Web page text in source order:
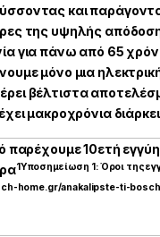
και
της υψηλής
για πάνω από 65
μόνο μια
βέλτιστα
μακροχρόνια
παρέχουμε 10ετή
1Υποσημείωση 1: Όροι της
home.gr/anakalipste-ti-